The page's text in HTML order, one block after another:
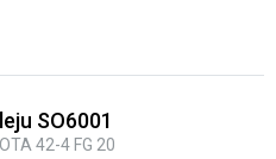
SO6001
42-4 FG 20